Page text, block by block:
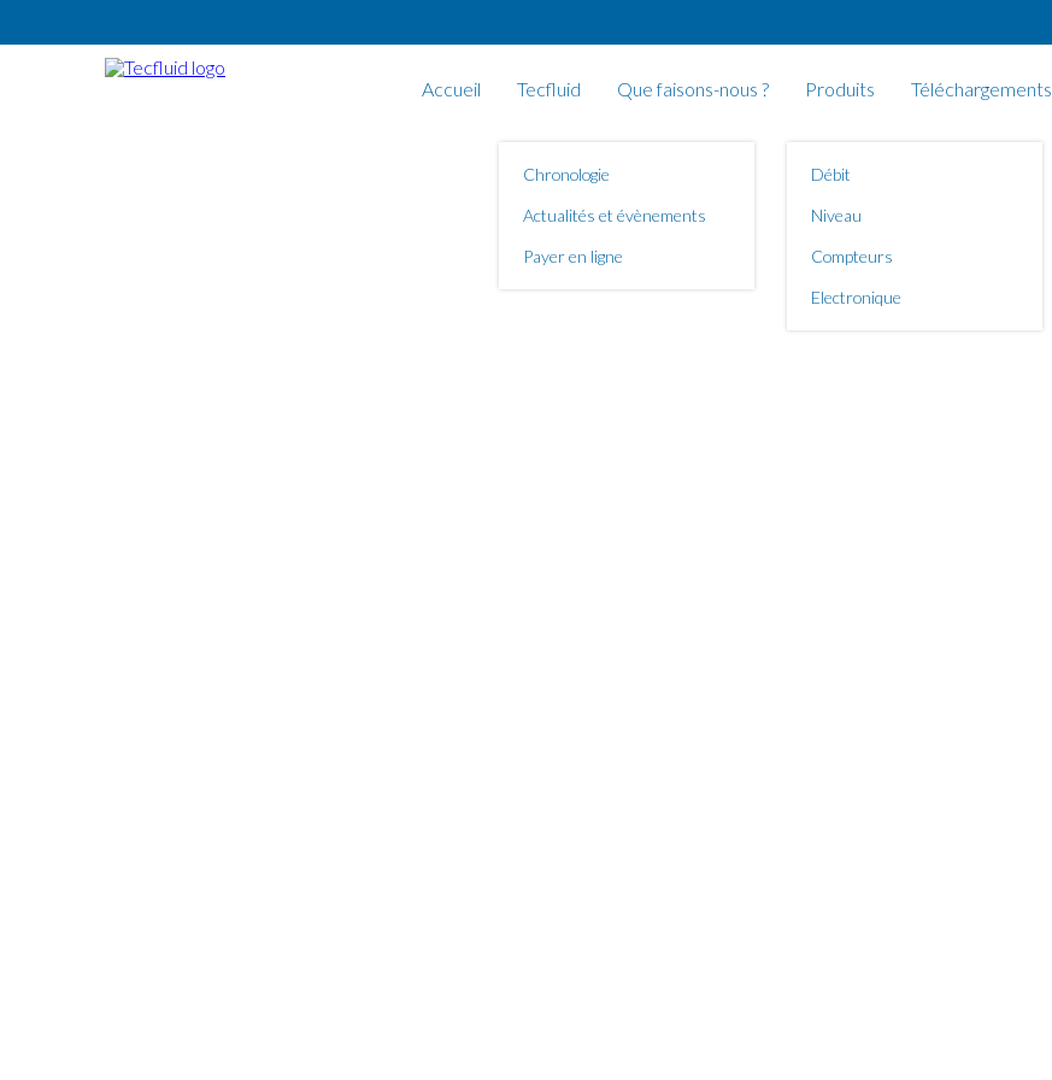
Accueil Tecfluid
Chronologie
Actualités et évènements
Payer en ligne
Que faisons-nous ? Produits
Débit
Niveau
Compteurs
Electronique
Téléchargements